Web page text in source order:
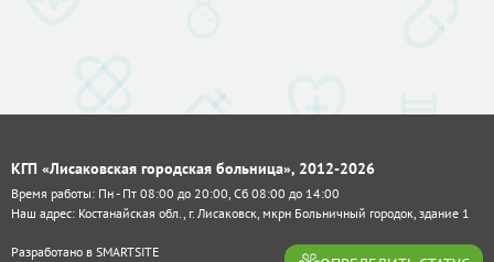
КГП «Лисаковская городская больница», 2012-2026
Время работы: Пн - Пт 08:00 до 20:00, Сб 08:00 до 14:00
Наш адрес: Костанайская обл., г. Лисаковск, мкрн Больничный городок, здание 1
Разработано в SMARTSITE